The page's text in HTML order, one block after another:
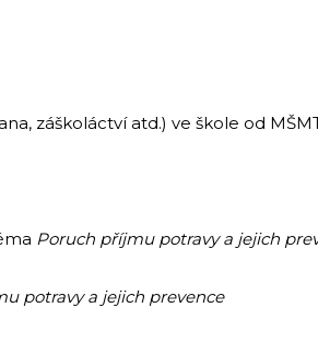
záškoláctví atd.) ve škole od
Poruch příjmu potravy a jejich
potravy a jejich prevence